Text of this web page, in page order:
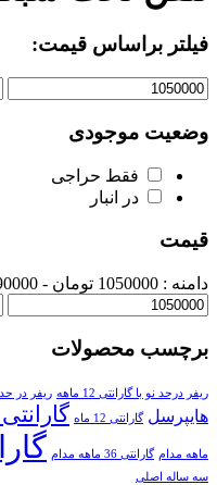
فیلتر براساس قیمت:
وضعیت موجودی
فقط حراجی
در انبار
قیمت
دامنه : 1050000 تومان - 7490000
برچسب محصولات
ریفر درحد نو با گارانتی 12 ماهه ریفر در حد نو
هایپرسل گارانتی 12 ماه گارانتی 12 ماهه
ماهه مدام گارانتی 36 ماهه مدام
سه ساله اصلی